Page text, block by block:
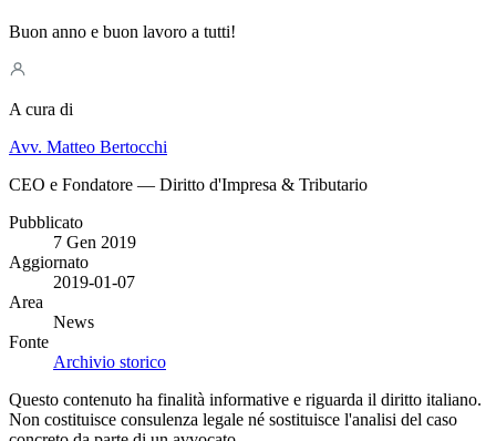
Buon anno e buon lavoro a tutti!
A cura di
Avv. Matteo Bertocchi
CEO e Fondatore — Diritto d'Impresa & Tributario
Pubblicato
7 Gen 2019
Aggiornato
2019-01-07
Area
News
Fonte
Archivio storico
Questo contenuto ha finalità informative e riguarda il diritto italiano.
Non costituisce consulenza legale né sostituisce l'analisi del caso